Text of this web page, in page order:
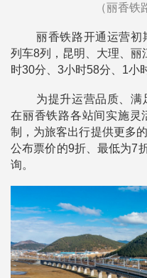
（丽香铁
丽香铁路开通运营初
列车8列，昆明、大理、
时30分、3小时58分、1小
为提升运营品质、满
在丽香铁路各站间实施灵
制，为旅客出行提供更多
公布票价的9折、最低为7
询。